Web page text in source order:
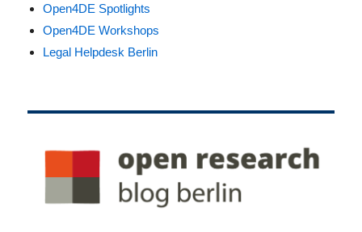
Open4DE Spotlights
Open4DE Workshops
Legal Helpdesk Berlin